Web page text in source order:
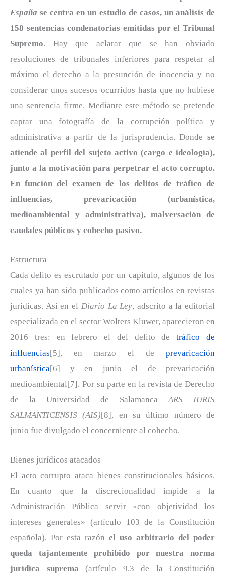
España se centra en un estudio de casos, un análisis de
158 sentencias condenatorias emitidas por el Tribunal
Supremo. Hay que aclarar que se han obviado
resoluciones de tribunales inferiores para respetar al
máximo el derecho a la presunción de inocencia y no
considerar unos sucesos ocurridos hasta que no hubiese
una sentencia firme. Mediante este método se pretende
captar una fotografía de la corrupción política y
administrativa a partir de la jurisprudencia. Donde se
atiende al perfil del sujeto activo (cargo e ideología),
junto a la motivación para perpetrar el acto corrupto.
En función del examen de los delitos de tráfico de
influencias, prevaricación (urbanística,
medioambiental y administrativa), malversación de
caudales públicos y cohecho pasivo.
Estructura
Cada delito es escrutado por un capítulo, algunos de los
cuales ya han sido publicados como artículos en revistas
jurídicas. Así en el Diario La Ley, adscrito a la editorial
especializada en el sector Wolters Kluwer, aparecieron en
2016 tres: en febrero el del delito detráfico de
influencias[5], en marzo el de prevaricación
urbanística[6] y en junio el de prevaricación
medioambiental[7]. Por su parte en la revista de Derecho
de la Universidad de Salamanca ARS IURIS
SALMANTICENSIS (AIS)[8], en su último número de
junio fue divulgado el concerniente al cohecho.
Bienes jurídicos atacados
El acto corrupto ataca bienes constitucionales básicos.
En cuanto que la discrecionalidad impide a la
Administración Pública servir «con objetividad los
intereses generales» (artículo 103 de la Constitución
española). Por esta razón el uso arbitrario del poder
queda tajantemente prohibido por nuestra norma
jurídica suprema (artículo 9.3 de la Constitución